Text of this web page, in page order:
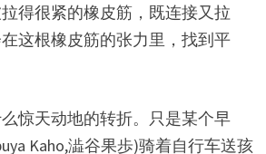
得很紧的橡皮筋，既连接又拉
这根橡皮筋的张力里，找到平
惊天动地的转折。只是某个早
Kaho,澁谷果歩)骑着自行车送孩